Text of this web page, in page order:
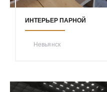
ИНТЕРЬЕР ПАРНОЙ
Невьянск